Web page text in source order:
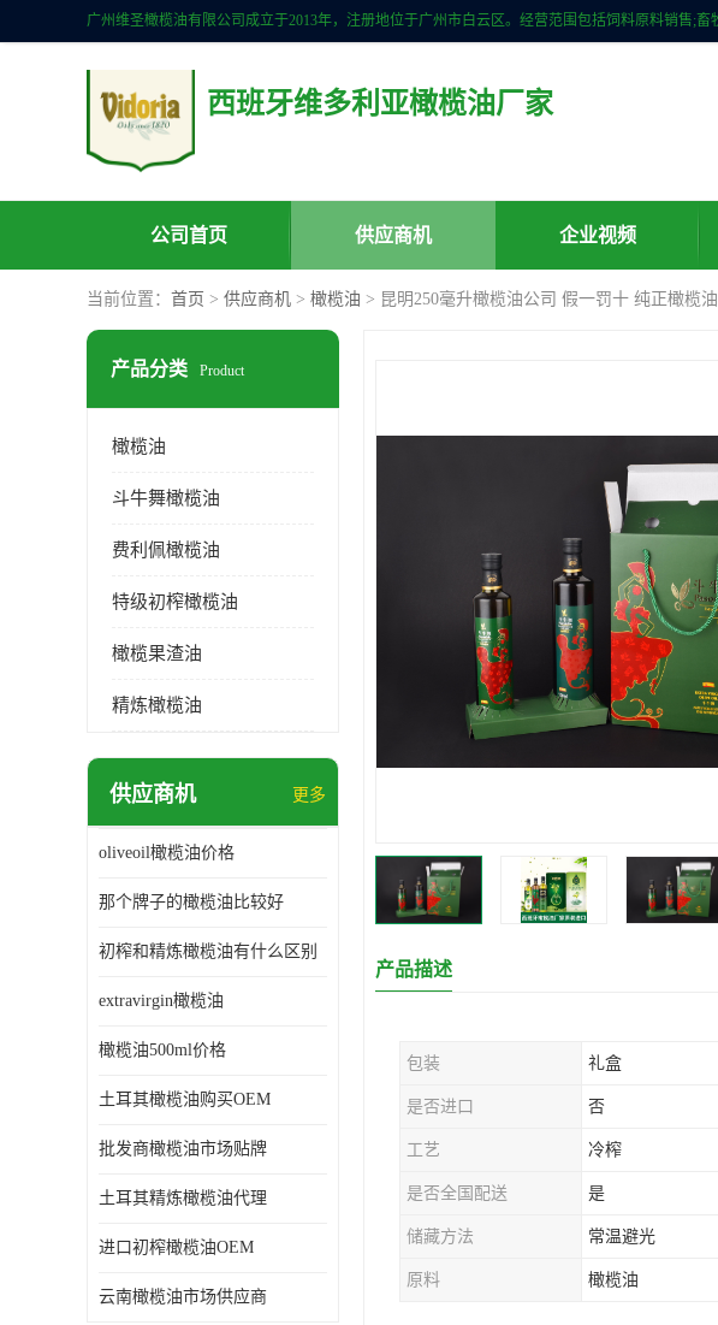
西班牙维多利亚橄榄油厂家
公司首页 供应商机 企业视频
当前位置： 首页 > 供应商机 > 橄榄油 > 昆明250毫升橄榄油公司 假一罚十 纯正橄榄油
产品分类 Product
橄榄油
斗牛舞橄榄油
费利佩橄榄油
特级初榨橄榄油
橄榄果渣油
精炼橄榄油
供应商机 更多
oliveoil橄榄油价格
那个牌子的橄榄油比较好
初榨和精炼橄榄油有什么区别
extravirgin橄榄油
橄榄油500ml价格
土耳其橄榄油购买OEM
批发商橄榄油市场贴牌
土耳其精炼橄榄油代理
进口初榨橄榄油OEM
云南橄榄油市场供应商
产品描述
包装 礼盒
是否进口 否
工艺 冷榨
是否全国配送 是
储藏方法 常温避光
原料 橄榄油